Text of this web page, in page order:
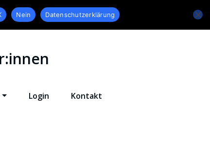
Login Kontakt
Nein Datenschutzerklärung